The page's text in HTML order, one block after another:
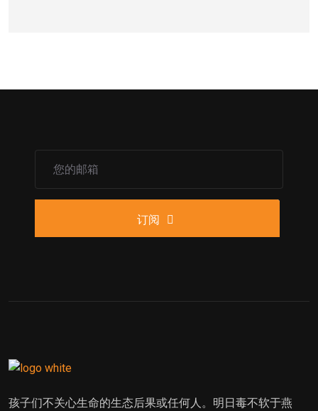
订阅
孩子们不关心生命的生态后果或任何人。明日毒不软于燕